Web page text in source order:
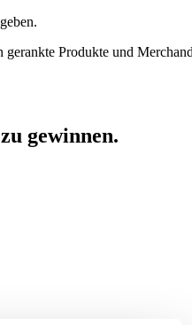
Produkte und
gewinnen.